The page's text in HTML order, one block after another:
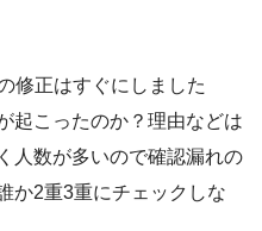
修正はすぐにしました
起こったのか？理由などは
人数が多いので確認漏れの
か2重3重にチェックしな